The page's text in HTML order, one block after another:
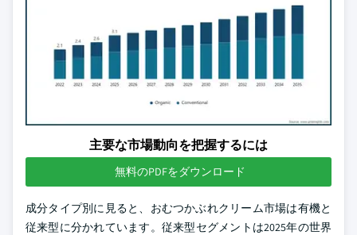
主要な市場動向を把握するには
無料のPDFをダウンロード
成分タイプ別に見ると、おむつかぶれクリーム市場は有機と
従来型に分かれています。従来型セグメントは2025年の世界